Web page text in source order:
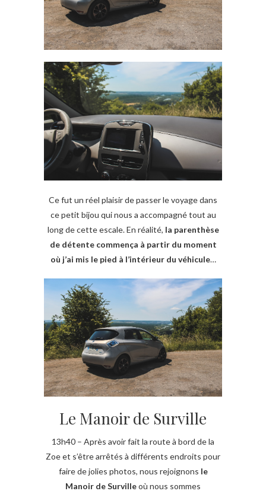
Ce fut un réel plaisir de passer le voyage dans
ce petit bijou qui nous a accompagné tout au
long de cette escale. En réalité, la parenthèse
de détente commença à partir du moment
où j’ai mis le pied à l’intérieur du véhicule…
Le Manoir de Surville
13h40 – Après avoir fait la route à bord de la
Zoe et s’être arrêtés à différents endroits pour
faire de jolies photos, nous rejoignons le
Manoir de Survilleoù nous sommes